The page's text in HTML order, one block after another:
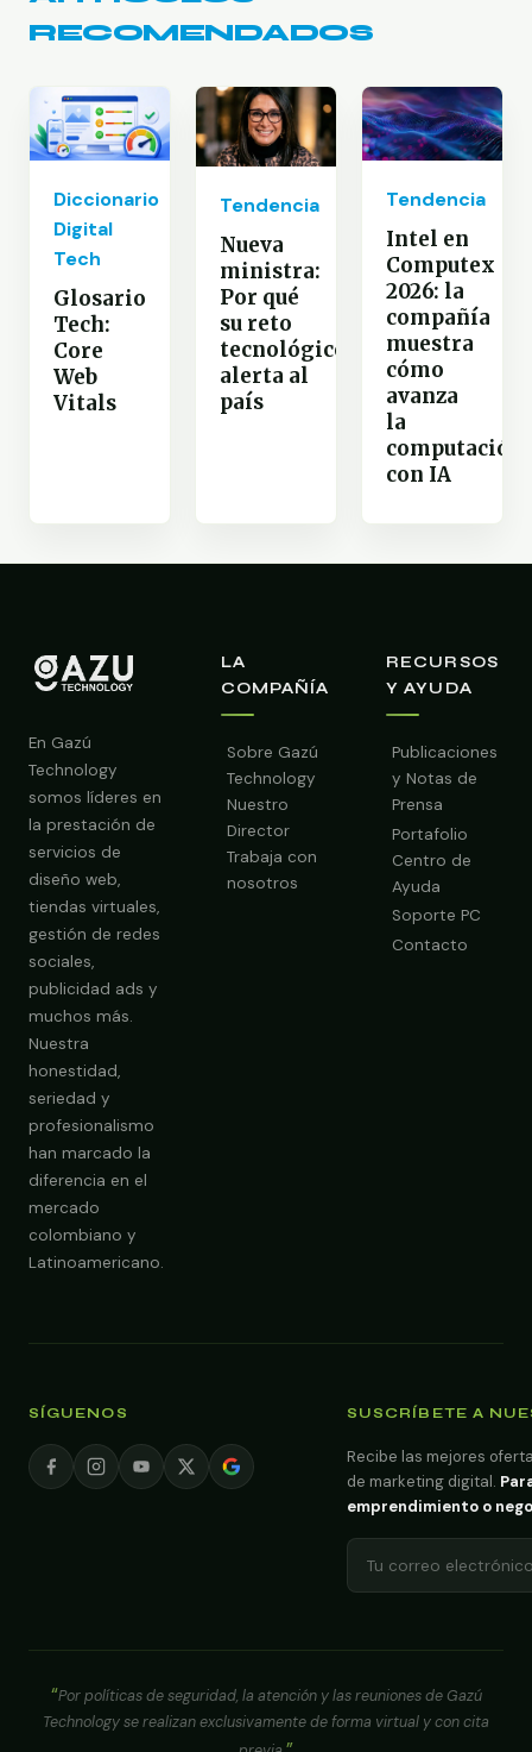
RECOMENDADOS
Diccionario
Digital
Tech
Glosario
Tech:
Core
Web
Vitals
Tendencia
Nueva
ministra:
Por qué
su reto
tecnológico
alerta al
país
Tendencia
Intel en
Computex
2026: la
compañía
muestra
cómo
avanza
la
computación
con IA
En Gazú
Technology
somos líderes en
la prestación de
servicios de
diseño web,
tiendas virtuales,
gestión de redes
sociales,
publicidad ads y
muchos más.
Nuestra
honestidad,
seriedad y
profesionalismo
han marcado la
diferencia en el
mercado
colombiano y
Latinoamericano.
LA
COMPAÑÍA
Sobre Gazú
Technology
Nuestro
Director
Trabaja con
nosotros
RECURSOS
Y AYUDA
Publicaciones
y Notas de
Prensa
Portafolio
Centro de
Ayuda
Soporte PC
Contacto
SÍGUENOS SUSCRÍBETE A
Recibe las mejores
de marketing digital.
emprendimiento o
Por políticas de seguridad, la atención y las reuniones de Gazú
Technology se realizan exclusivamente de forma virtual y con cita